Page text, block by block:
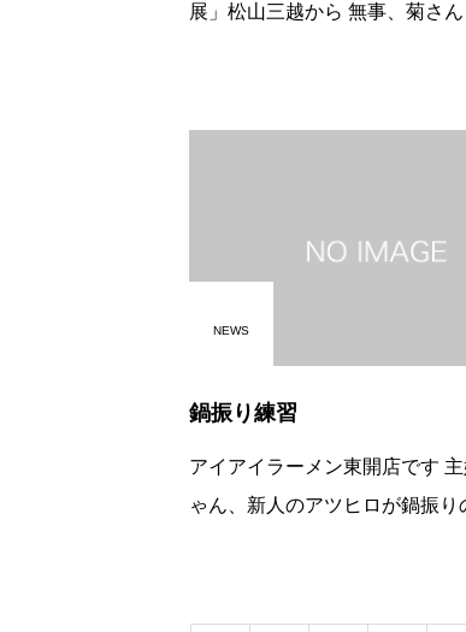
展」松山三越から 無事、菊さんとフミヤが
当に感謝です。 フミヤも、一
NEWS
鍋振り練習
アイアイラーメン東開店です 主婦のはまち
ゃん、新人のアツヒロが鍋振り